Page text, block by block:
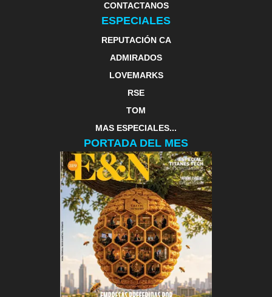
CONTACTANOS
ESPECIALES
REPUTACIÓN CA
ADMIRADOS
LOVEMARKS
RSE
TOM
MAS ESPECIALES...
PORTADA DEL MES